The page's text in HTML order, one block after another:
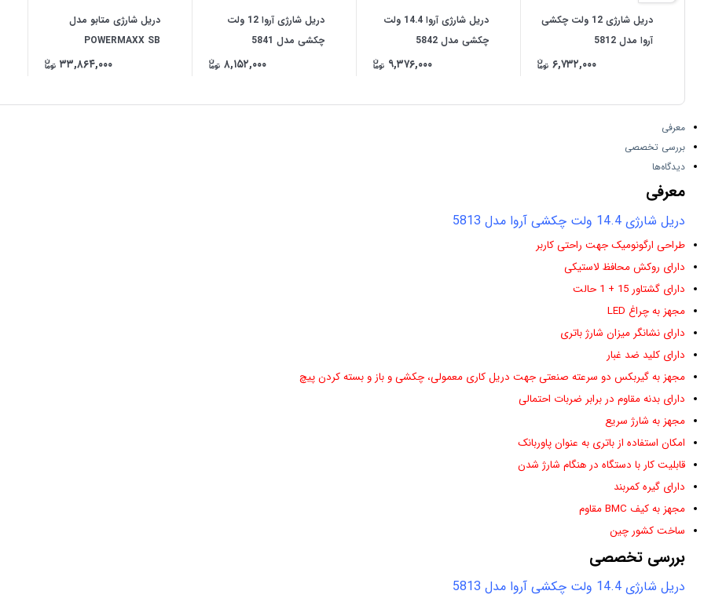
دریل شارژی 12 ولت چکشی
آروا مدل 5812
۶,۷۳۲,۰۰۰
دریل شارژی آروا 14.4 ولت
چکشی مدل 5842
۹,۳۷۶,۰۰۰
دریل شارژی آروا 12 ولت
چکشی مدل 5841
۸,۱۵۲,۰۰۰
دریل شارژی متابو مدل ‏
POWERMAXX SB
۳۳,۸۶۴,۰۰۰
معرفی
بررسی تخصصی
دیدگاه‌ها
معرفی
دریل شارژی 14.4 ولت چکشی آروا مدل 5813
طراحی ارگونومیک جهت راحتی کاربر
دارای روکش محافظ لاستیکی
دارای گشتاور 15 + 1 حالت
مجهز به چراغ LED
دارای نشانگر میزان شارژ باتری
دارای کلید ضد غبار
مجهز به گیربکس دو سرعته صنعتی جهت دریل کاری معمولی، چکشی و باز و بسته کردن پیچ
دارای بدنه مقاوم در برابر ضربات احتمالی
مجهز به شارژ سریع
امکان استفاده از باتری به عنوان پاوربانک
قابلیت کار با دستگاه در هنگام شارژ شدن
دارای گیره کمربند
مجهز به کیف BMC مقاوم
ساخت کشور چین
بررسی تخصصی
دریل شارژی 14.4 ولت چکشی آروا مدل 5813